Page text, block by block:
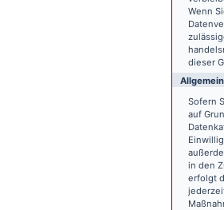
Wenn
dieser
Sofern
auf
in den
erfolgt